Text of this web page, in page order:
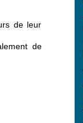
de leur
de